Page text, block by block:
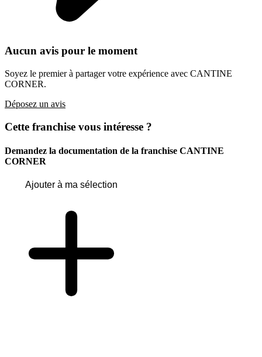
Aucun avis pour le moment
Soyez le premier à partager votre expérience avec CANTINE
CORNER.
Déposez un avis
Cette franchise vous intéresse ?
Demandez la documentation de la franchise CANTINE
CORNER
Ajouter à ma sélection